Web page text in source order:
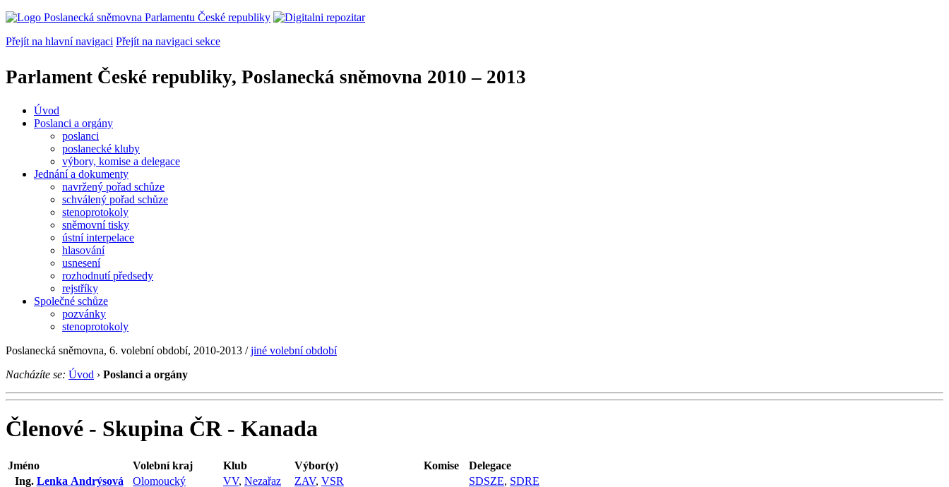
Přejít na hlavní navigaci Přejít na navigaci sekce
Parlament České republiky, Poslanecká sněmovna 2010 – 2013
Úvod
Poslanci a orgány
poslanci
poslanecké kluby
výbory, komise a delegace
Jednání a dokumenty
navržený pořad schůze
schválený pořad schůze
stenoprotokoly
sněmovní tisky
ústní interpelace
hlasování
usnesení
rozhodnutí předsedy
rejstříky
Společné schůze
pozvánky
stenoprotokoly
Poslanecká sněmovna, 6. volební období, 2010-2013 /jiné volební období
Nacházíte se: Úvod › Poslanci a orgány
Členové - Skupina ČR - Kanada
Jméno Volební kraj Klub Výbor(y) Komise
Delegace
Ing. Lenka Andrýsová Olomoucký VV, Nezařaz ZAV, VSR SDSZE, SDRE